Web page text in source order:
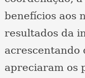
benefícios aos
resultados da
acrescentando
apreciaram os